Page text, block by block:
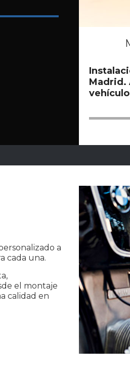
Madrid.
a
cada una.
el montaje
calidad en